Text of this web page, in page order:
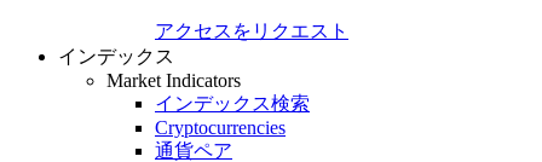
アクセスをリクエスト
インデックス
Market Indicators
インデックス検索
Cryptocurrencies
通貨ペア